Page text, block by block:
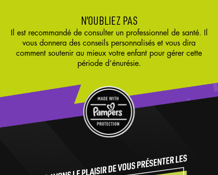
N’OUBLIEZ PAS
Il est recommandé de consulter un professionnel de santé. Il
vous donnera des conseils personnalisés et vous dira
comment soutenir au mieux votre enfant pour gérer cette
période d’énurésie.